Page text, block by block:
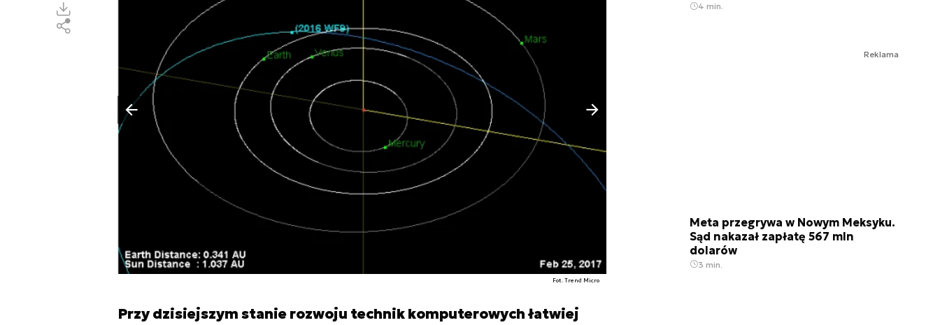
Fot. Trend Micro
Poprzedni slajd
Następny slajd
Przy dzisiejszym stanie rozwoju technik komputerowych łatwiej
4 min.
Reklama
Meta przegrywa w Nowym Meksyku.
Sąd nakazał zapłatę 567 mln
dolarów
3 min.